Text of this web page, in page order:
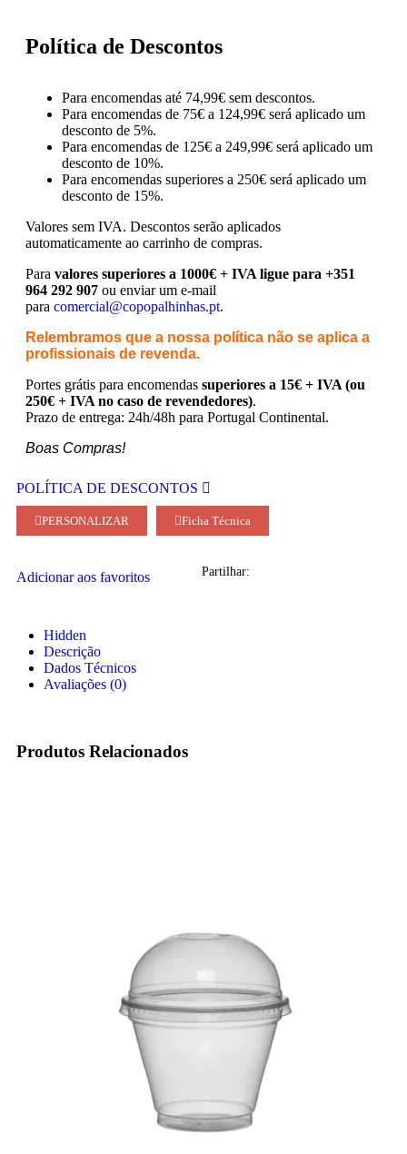
Política de Descontos
Para encomendas até 74,99€ sem descontos.
Para encomendas de 75€ a 124,99€ será aplicado um
desconto de 5%.
Para encomendas de 125€ a 249,99€ será aplicado um
desconto de 10%.
Para encomendas superiores a 250€ será aplicado um
desconto de 15%.
Valores sem IVA. Descontos serão aplicados
automaticamente ao carrinho de compras.
Para valores superiores a 1000€ + IVA ligue para +351
964 292 907 ou enviar um e-mail
para comercial@copopalhinhas.pt.
Relembramos que a nossa política não se aplica a
profissionais de revenda.
Portes grátis para encomendas superiores a 15€ + IVA (ou
250€ + IVA no caso de revendedores).
Prazo de entrega: 24h/48h para Portugal Continental.
Boas Compras!
POLÍTICA DE DESCONTOS
PERSONALIZAR Ficha Técnica
Adicionar aos favoritos Partilhar:
Hidden
Descrição
Dados Técnicos
Avaliações (0)
Produtos Relacionados